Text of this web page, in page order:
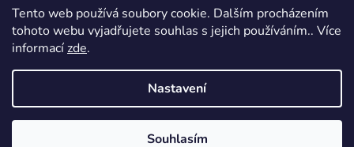
Tento web používá soubory cookie. Dalším procházením
tohoto webu vyjadřujete souhlas s jejich používáním.. Více
informacízde.
Nastavení
Souhlasím
Vytvořil Shoptet
Copyright 2026Sambaby